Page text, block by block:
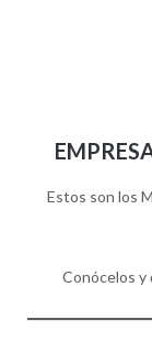
Estos son los
Conócelos y